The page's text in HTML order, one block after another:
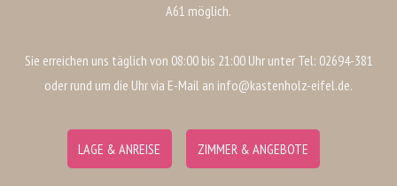
A61 möglich.
Sie erreichen uns täglich von 08:00 bis 21:00 Uhr unter Tel: 02694-381
oder rund um die Uhr via E-Mail an info@kastenholz-eifel.de.
LAGE & ANREISE ZIMMER & ANGEBOTE